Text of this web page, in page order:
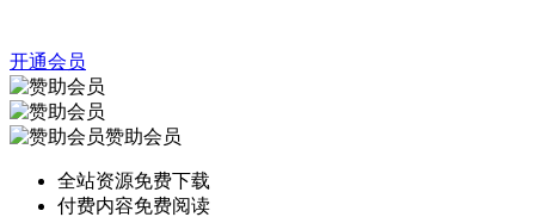
开通会员
赞助会员
全站资源免费下载
付费内容免费阅读